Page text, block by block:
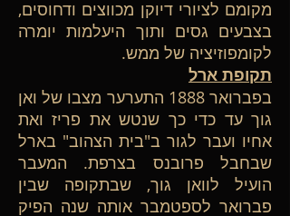
מקומם לציורי דיוקן מכווצים ודחוסים,
בצבעים גסים ותוך היעלמות יומרה
לקומפוזיציה של ממש.
תקופת ארל
בפברואר 1888 התערער מצבו של ואן
גוך עד כדי כך שנטש את פריז ואת
אחיו ועבר לגור ב"בית הצהוב" בארל
שבחבל פרובנס בצרפת. המעבר
הועיל לוואן גוך, שבתקופה שבין
פברואר לספטמבר אותה שנה הפיק